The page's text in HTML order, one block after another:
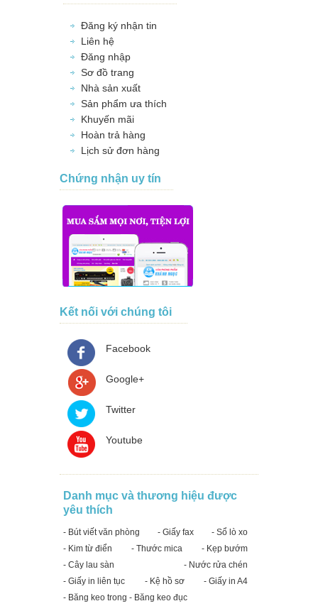
Đăng ký nhận tin
Liên hệ
Đăng nhập
Sơ đồ trang
Nhà sản xuất
Sản phẩm ưa thích
Khuyến mãi
Hoàn trả hàng
Lịch sử đơn hàng
Chứng nhận uy tín
Kết nối với chúng tôi
Facebook
Google+
Twitter
Youtube
Danh mục và thương hiệu được
yêu thích
- Bút viết văn phòng - Giấy fax
- Sổ lò xo
- Kim từ điển
- Thước mica
- Kẹp bướm
- Cây lau sàn
- Nước rửa chén
- Giấy in liên tục
- Kệ hồ sơ
- Giấy in A4
- Băng keo trong - Băng keo đục